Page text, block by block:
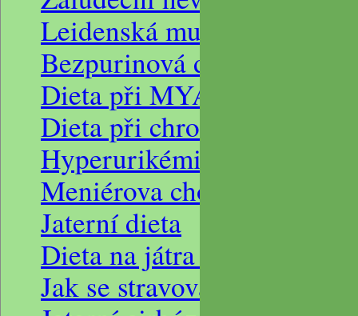
Leidenská mutace a
Bezpurinová dieta
Dieta při MYASTENIE
Dieta při chronické
Hyperurikémie,
Meniérova choroba
Jaterní dieta
Dieta na játra a
Jak se stravovat při